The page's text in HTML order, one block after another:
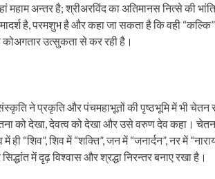
अन्तर है; श्रीअरविंद का अतिमानस नित्से की
है, परमशुभ है और कहा जा सकता है कि वही
उत्सुकता से कर रही है।
ने प्रकृति और पंचमहाभूतों की पृष्ठभूमि में भी चेतन
को देखा, देवत्व को देखा और उसे वरुण देव कहा।
“शिव”, शिव में “शक्ति”, जन में “जनार्दन”, नर में
में दृढ़ विश्वास और श्रद्धा निरन्तर बनाए रखा है।